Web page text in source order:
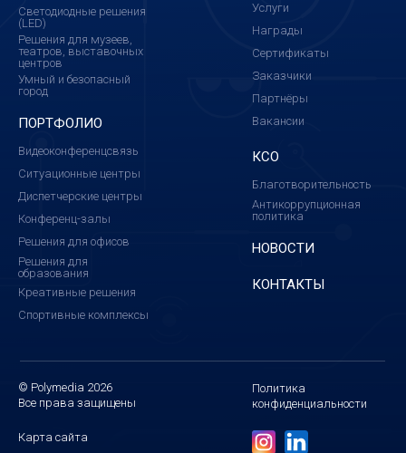
ПОРТФОЛИО
НОВОСТИ
КОНТАКТЫ
Светодиодные решения
(LED)
Решения для музеев,
театров, выставочных
центров
Услуги
Награды
Сертификаты
Заказчики
Партнёры
Политика
конфиденциальности
Карта сайта
Видеоконференцсвязь
Ситуационные центры
Диспетчерские центры
Конференц-залы
Решения для офисов
Решения для
образования
Креативные решения
Умный и безопасный
город
Спортивные комплексы
© Polymedia 2026
Все права защищены
Вакансии
КСО
Благотворительность
Антикоррупционная
политика